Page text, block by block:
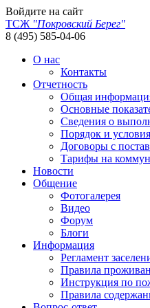
Войдите на сайт
ТСЖ "Покровский Берег"
8 (495) 585-04-06
О нас
Контакты
Отчетность
Общая
Основные
Сведения о
Порядок и
Договоры с
Тарифы на
Новости
Общение
Фотогалерея
Видео
Форум
Блоги
Информация
Регламент
Правила
Инструкция по
Правила